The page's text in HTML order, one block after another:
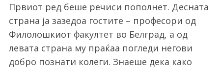
Првиот ред беше речиси пополнет. Десната
страна ја зазедоа гостите – професори од
Филолошкиот факултет во Белград, а од
левата страна му праќаа погледи негови
добро познати колеги. Знаеше дека како